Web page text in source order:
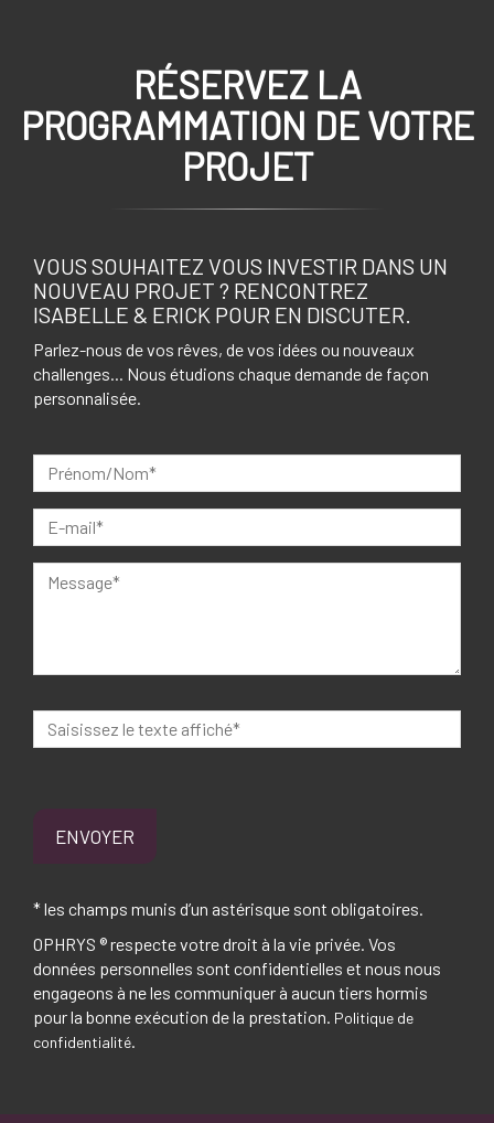
RÉSERVEZ LA
PROGRAMMATION DE VOTRE
PROJET
VOUS SOUHAITEZ VOUS INVESTIR DANS UN
NOUVEAU PROJET ? RENCONTREZ
ISABELLE & ERICK POUR EN DISCUTER.
Parlez-nous de vos rêves, de vos idées ou nouveaux
challenges... Nous étudions chaque demande de façon
personnalisée.
ENVOYER
* les champs munis d’un astérisque sont obligatoires.
OPHRYS ® respecte votre droit à la vie privée. Vos
données personnelles sont confidentielles et nous nous
engageons à ne les communiquer à aucun tiers hormis
pour la bonne exécution de la prestation. Politique de
confidentialité